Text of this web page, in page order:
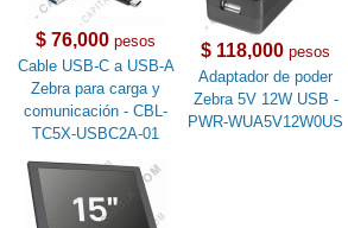
$ 76,000 pesos
Cable USB-C a USB-A
Zebra para carga y
comunicación - CBL-
TC5X-USBC2A-01
$ 118,000 pesos
Adaptador de poder
Zebra 5V 12W USB -
PWR-WUA5V12W0US